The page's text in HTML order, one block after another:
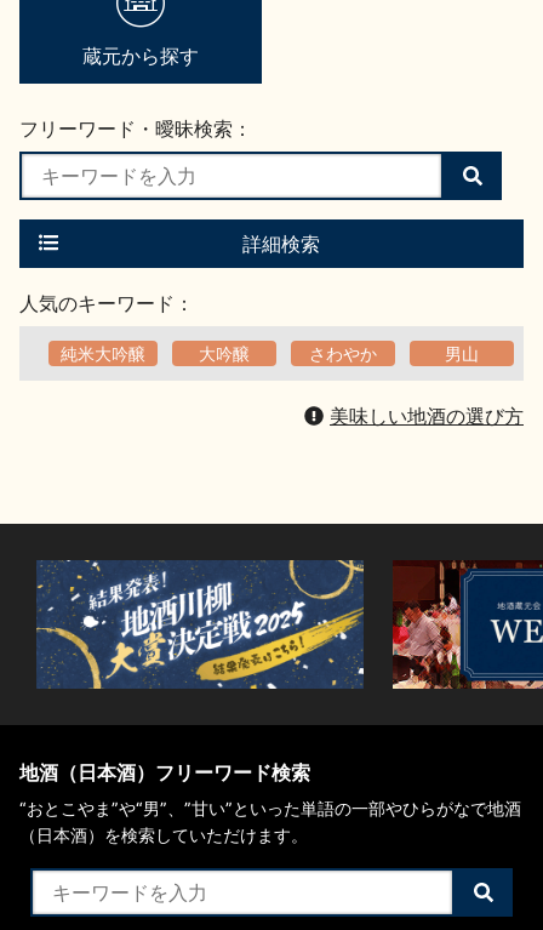
蔵元から探す
フリーワード・曖昧検索：
検
索
す
詳細検索
人気のキーワード：
純米大吟醸 大吟醸 さわやか 男山
美味しい地酒の選び方
地酒（日本酒）フリーワード検索
“おとこやま”や“男”、”甘い”といった単語の一部やひらがなで地酒
（日本酒）を検索していただけます。
検
索